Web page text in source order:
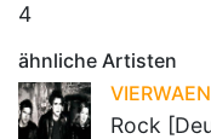
4
ähnliche Artisten
Rock